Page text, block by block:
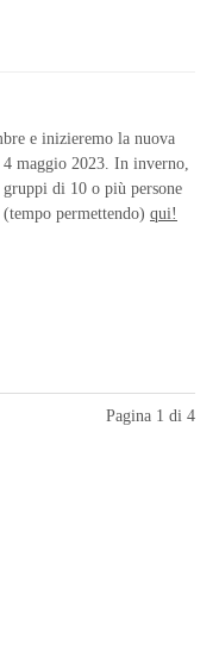
e inizieremo la nuova
maggio 2023. In inverno,
di 10 o più persone
permettendo) qui!
Pagina 1 di 4